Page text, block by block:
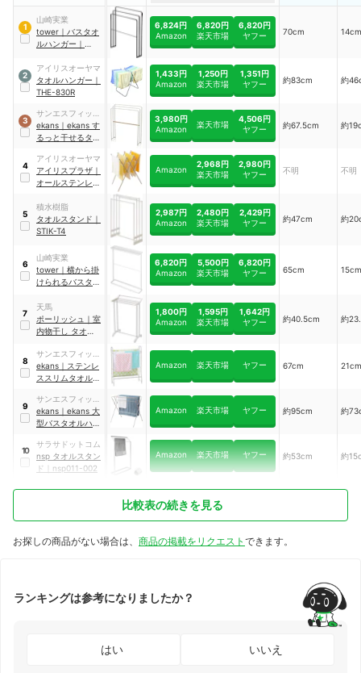
1
山崎実業
tower ｜ バスタオ
ルハンガー ｜
6,824円
Amazon
6,820円
楽天市場
6,820円
ヤフー
70cm 14cm
2
アイリスオーヤマ
タオルハンガー ｜
THE-830R
1,433円
Amazon
1,250円
楽天市場
1,351円
ヤフー
約83cm 約
3
サンエスフィッテ
ィング
ekans ｜ ekans す
るっと干せるタオ
30W
3,980円
Amazon
楽天市場
4,506円
ヤフー
約67.5cm 約
4
アイリスオーヤマ
アイリスプラザ ｜
オールステンレス
SWX-700R
Amazon
2,968円
楽天市場
2,980円
ヤフー
不明 不明
5
積水樹脂
タオルスタンド ｜
STIK-T4
2,987円
Amazon
2,480円
楽天市場
2,429円
ヤフー
約47cm 約
6
山崎実業
tower ｜ 横から掛
けられるバスタオ
スリム
6,820円
Amazon
5,500円
楽天市場
6,820円
ヤフー
65cm 15cm
7
天馬
ポーリッシュ ｜ 室
内物干し タオルス
1,800円
Amazon
1,595円
楽天市場
1,642円
ヤフー
約40.5cm 約
8
サンエスフィッテ
ィング
ekans ｜ ステンレ
ススリムタオルハ
Amazon 楽天市場 ヤフー 67cm 21cm
9
サンエスフィッテ
ィング
ekans ｜ ekans 大
型バスタオルハン
Amazon 楽天市場 ヤフー 約95cm 約
10
サラサドットコム
nsp タオルスタン
ド
nsp011-002
Amazon 楽天市場 ヤフー 約53cm 約
比較表の続きを見る
お探しの商品がない場合は、 商品の掲載をリクエスト できます。
ランキングは参考になりましたか？
はい いいえ